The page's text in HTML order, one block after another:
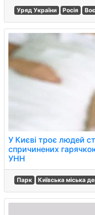
Уряд України Росія
У Києві троє людей
спричинених
УНН
Парк Київська міська